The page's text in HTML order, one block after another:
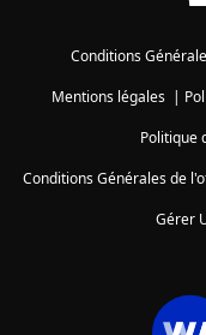
Conditions
Mentions légales|
Politique
Conditions Générales de
Gérer